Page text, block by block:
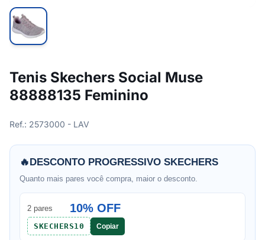
Tenis Skechers Social Muse
88888135 Feminino
Ref.: 2573000 - LAV
🔥DESCONTO PROGRESSIVO SKECHERS
Quanto mais pares você compra, maior o desconto.
2 pares 10% OFF
SKECHERS10 Copiar